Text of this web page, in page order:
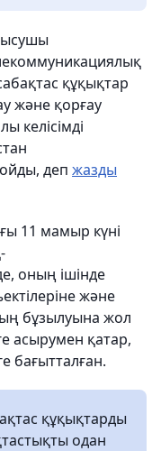
құқықтар
және қорғау
келісімді
деп жазды
11 мамыр күні
оның ішінде
және
бұзылуына жол
асырумен қатар,
бағытталған.
құқықтарды
одан